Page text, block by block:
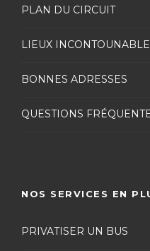
PLAN DU CIRCUIT
LIEUX
BONNES ADRESSES
QUESTIONS
NOS SERVICES EN
PRIVATISER UN BUS